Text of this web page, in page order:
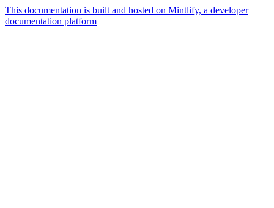
This documentation is built and hosted on Mintlify, a developer
documentation platform